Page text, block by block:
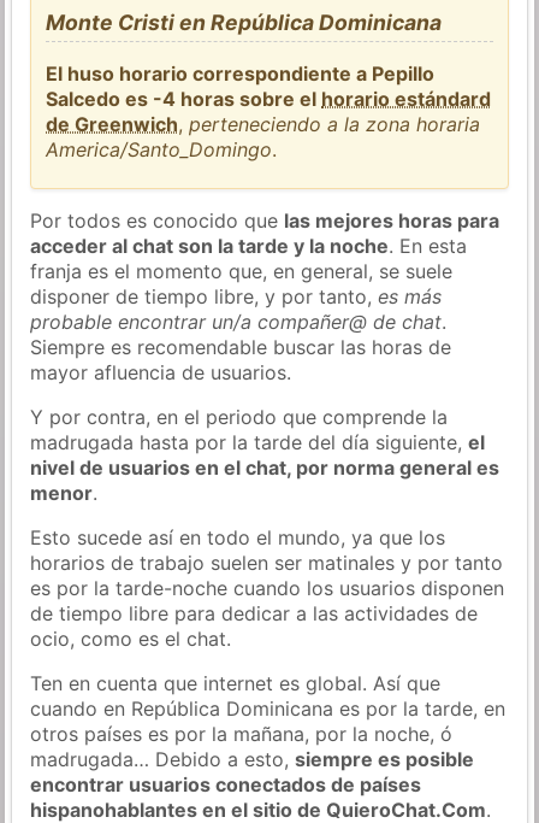
Monte Cristi en República Dominicana
El huso horario correspondiente a Pepillo
Salcedo es -4 horas sobre el horario estándard
de Greenwich,perteneciendo a la zona horaria
America/Santo_Domingo.
Por todos es conocido que las mejores horas para
acceder al chat son la tarde y la noche. En esta
franja es el momento que, en general, se suele
disponer de tiempo libre, y por tanto,es más
probable encontrar un/a compañer@ de chat.
Siempre es recomendable buscar las horas de
mayor afluencia de usuarios.
Y por contra, en el periodo que comprende la
madrugada hasta por la tarde del día siguiente,el
nivel de usuarios en el chat, por norma general es
menor.
Esto sucede así en todo el mundo, ya que los
horarios de trabajo suelen ser matinales y por tanto
es por la tarde-noche cuando los usuarios disponen
de tiempo libre para dedicar a las actividades de
ocio, como es el chat.
Ten en cuenta que internet es global. Así que
cuando en República Dominicana es por la tarde, en
otros países es por la mañana, por la noche, ó
madrugada… Debido a esto,siempre es posible
encontrar usuarios conectados de países
hispanohablantes en el sitio de QuieroChat.Com.